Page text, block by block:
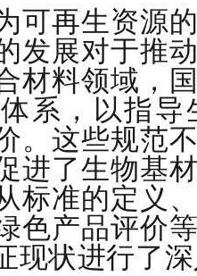
可再生资源
发展对于推
材料领域，
系，以指
。这些规范
进了生物基
标准的定义
色产品评价
现状进行了